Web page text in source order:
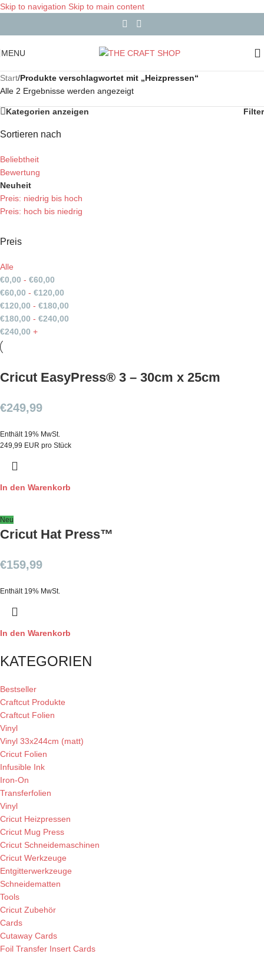
Skip to navigation Skip to main content
MENU
KATEGORIEN
Bestseller
Craftcut Produkte
Craftcut Folien
Vinyl
Vinyl 33x244cm (matt)
Cricut Folien
Infusible Ink
Iron-On
Transferfolien
Vinyl
Cricut Heizpressen
Cricut Mug Press
Cricut Schneidemaschinen
Cricut Werkzeuge
Entgitterwerkzeuge
Schneidematten
Tools
Cricut Zubehör
Cards
Cutaway Cards
Foil Transfer Insert Cards
Start/Produkte verschlagwortet mit „Heizpressen“
Alle 2 Ergebnisse werden angezeigt
Kategorien anzeigen Filter
Sortieren nach
Beliebtheit
Bewertung
Neuheit
Preis: niedrig bis hoch
Preis: hoch bis niedrig
Preis
Alle
€0,00 - €60,00
€60,00 - €120,00
€120,00 - €180,00
€180,00 - €240,00
€240,00 +
Cricut EasyPress® 3 – 30cm x 25cm
€249,99
Enthält 19% MwSt.
249,99 EUR pro Stück
In den Warenkorb
Neu
Cricut Hat Press™
€159,99
Enthält 19% MwSt.
In den Warenkorb